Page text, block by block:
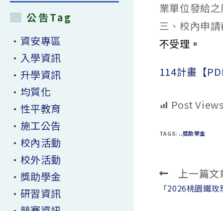
業單位發給
三、校內申
不受理 。
114計畫【
Post
TAGS: ..獎助學金
Read
more
上一篇文
「2026桃園鐵
公告Tag
•資安專區
•入學資訊
•升學資訊
•均質化
•性平教育
•施工公告
•校內活動
•校外活動
•獎助學金
•研習資訊